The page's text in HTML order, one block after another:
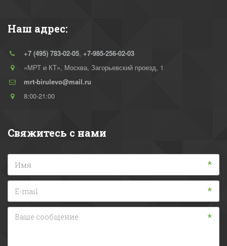
Наш адрес:
+7 (495) 783-02-05, +7-985-256-02-03
«МРТ и КТ», Москва, Загорьевский проезд, 1
mrt-birulevo@mail.ru
8:00-21:00
Свяжитесь с нами
*
*
*